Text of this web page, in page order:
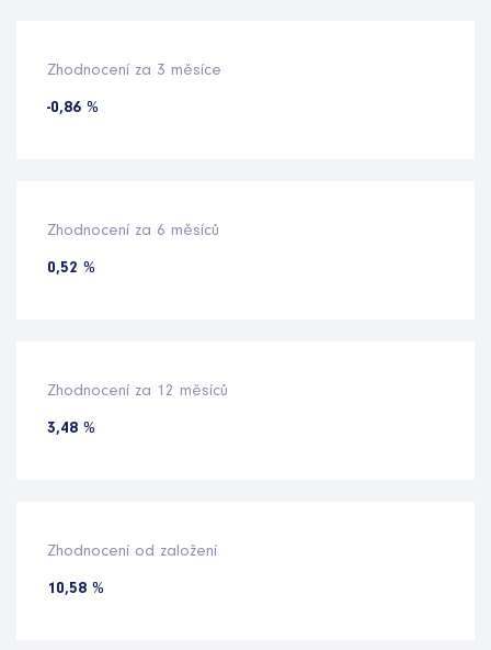
Zhodnocení za 3 měsíce
-0,86 %
Zhodnocení za 6 měsíců
0,52 %
Zhodnocení za 12 měsíců
3,48 %
Zhodnocení od založení
10,58 %